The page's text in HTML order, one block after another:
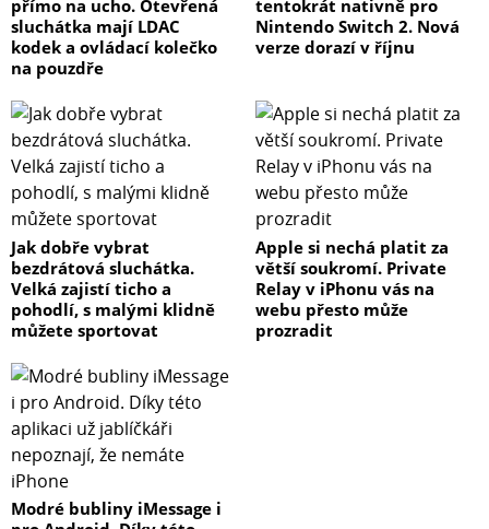
přímo na ucho. Otevřená
sluchátka mají LDAC
kodek a ovládací kolečko
na pouzdře
tentokrát nativně pro
Nintendo Switch 2. Nová
verze dorazí v říjnu
Jak dobře vybrat
bezdrátová sluchátka.
Velká zajistí ticho a
pohodlí, s malými klidně
můžete sportovat
Apple si nechá platit za
větší soukromí. Private
Relay v iPhonu vás na
webu přesto může
prozradit
Modré bubliny iMessage i